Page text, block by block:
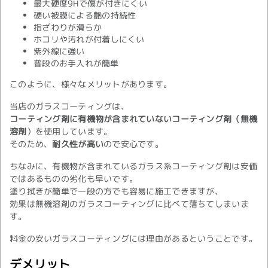
最大硬度9Hで傷が付きにくい
硬い被膜による艶の持続性
指ざわりが滑らか
ホコリや汚れが付着しにくい
紫外線に強い
普段のお手入れが簡単
このように、様々なメリットがあります。
当店のガラスコーティングは、
コーティング剤に有機物が含まれていないコーティング剤（無機
溶剤）を使用しています。
そのため、耐久性が高いので安心です。
ちなみに、有機物が含まれているガラス系コーティング剤は安価
ではあるものの劣化も早いです。
塗り拭きが簡単で一般の方でも容易に施工できますが、
効果は無機溶剤のガラスコーティングに比べて落ちてしまいま
す。
料金の安いガラスコーティングには理由があるということです。
デメリット